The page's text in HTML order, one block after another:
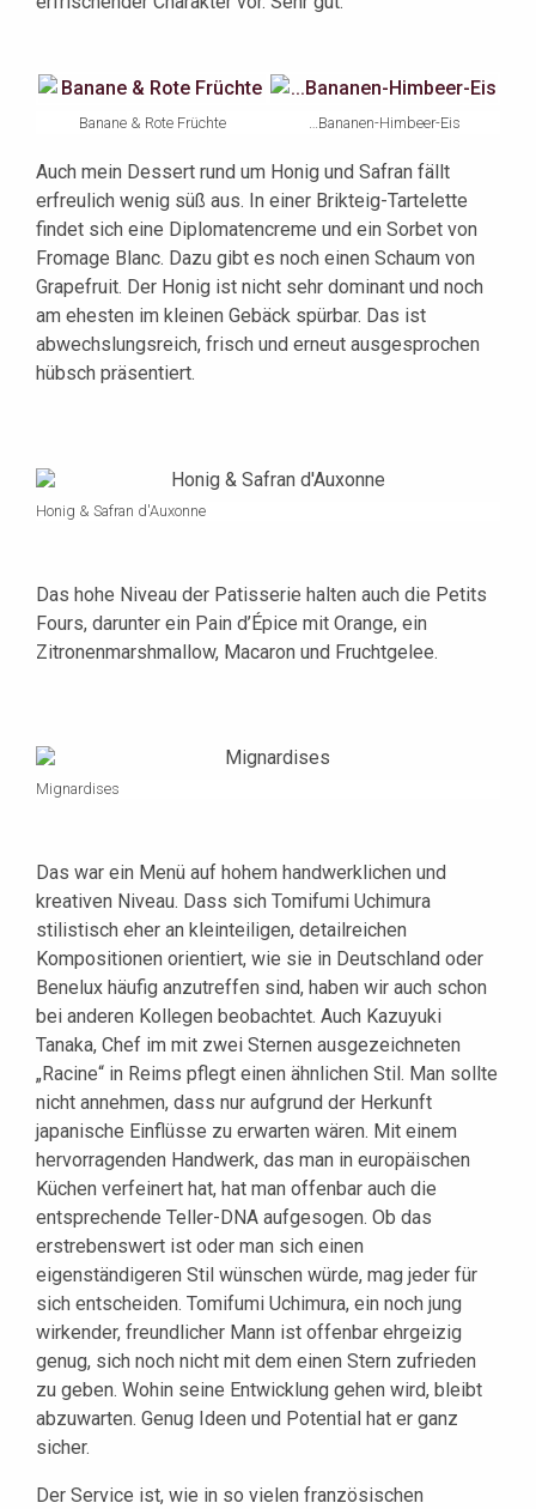
Banane & Rote Früchte …Bananen-Himbeer-Eis
Auch mein Dessert rund um Honig und Safran fällt
erfreulich wenig süß aus. In einer Brikteig-Tartelette
findet sich eine Diplomatencreme und ein Sorbet von
Fromage Blanc. Dazu gibt es noch einen Schaum von
Grapefruit. Der Honig ist nicht sehr dominant und noch
am ehesten im kleinen Gebäck spürbar. Das ist
abwechslungsreich, frisch und erneut ausgesprochen
hübsch präsentiert.
Honig & Safran d'Auxonne
Das hohe Niveau der Patisserie halten auch die Petits
Fours, darunter ein Pain d’Épice mit Orange, ein
Zitronenmarshmallow, Macaron und Fruchtgelee.
Mignardises
Das war ein Menü auf hohem handwerklichen und
kreativen Niveau. Dass sich Tomifumi Uchimura
stilistisch eher an kleinteiligen, detailreichen
Kompositionen orientiert, wie sie in Deutschland oder
Benelux häufig anzutreffen sind, haben wir auch schon
bei anderen Kollegen beobachtet. Auch Kazuyuki
Tanaka, Chef im mit zwei Sternen ausgezeichneten
„Racine“ in Reims pflegt einen ähnlichen Stil. Man sollte
nicht annehmen, dass nur aufgrund der Herkunft
japanische Einflüsse zu erwarten wären. Mit einem
hervorragenden Handwerk, das man in europäischen
Küchen verfeinert hat, hat man offenbar auch die
entsprechende Teller-DNA aufgesogen. Ob das
erstrebenswert ist oder man sich einen
eigenständigeren Stil wünschen würde, mag jeder für
sich entscheiden. Tomifumi Uchimura, ein noch jung
wirkender, freundlicher Mann ist offenbar ehrgeizig
genug, sich noch nicht mit dem einen Stern zufrieden
zu geben. Wohin seine Entwicklung gehen wird, bleibt
abzuwarten. Genug Ideen und Potential hat er ganz
sicher.
Der Service ist, wie in so vielen französischen